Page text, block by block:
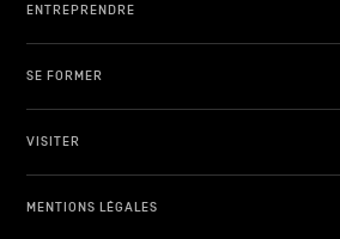
ENTREPRENDRE
SE FORMER
VISITER
MENTIONS LÉGALES